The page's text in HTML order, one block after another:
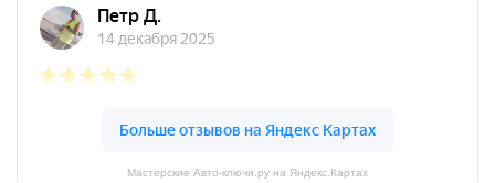
Мастерские Авто-ключи.ру на Яндекс.Картах